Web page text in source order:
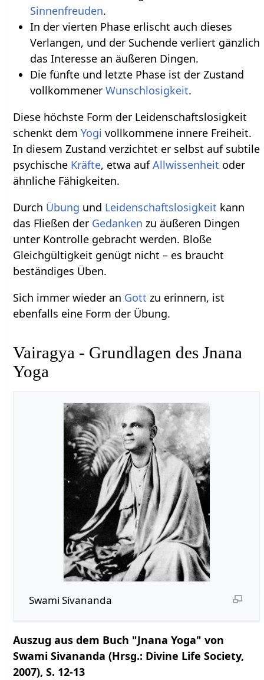
Sinnenfreuden.
In der vierten Phase erlischt auch dieses
Verlangen, und der Suchende verliert gänzlich
das Interesse an äußeren Dingen.
Die fünfte und letzte Phase ist der Zustand
vollkommener Wunschlosigkeit.
Diese höchste Form der Leidenschaftslosigkeit
schenkt demYogi vollkommene innere Freiheit.
In diesem Zustand verzichtet er selbst auf subtile
psychische Kräfte, etwa aufAllwissenheit oder
ähnliche Fähigkeiten.
Durch Übung und Leidenschaftslosigkeit kann
das Fließen der Gedanken zu äußeren Dingen
unter Kontrolle gebracht werden. Bloße
Gleichgültigkeit genügt nicht – es braucht
beständiges Üben.
Sich immer wieder an Gott zu erinnern, ist
ebenfalls eine Form der Übung.
Vairagya - Grundlagen des Jnana
Yoga
Swami Sivananda
Auszug aus dem Buch "Jnana Yoga" von
Swami Sivananda (Hrsg.: Divine Life Society,
2007), S. 12-13